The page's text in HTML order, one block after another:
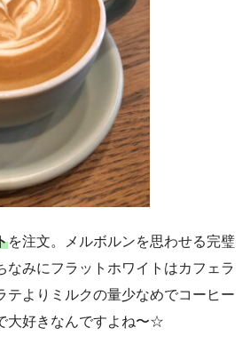
を注文。メルボルンを思わせる完璧
なみにフラットホワイトはカフェラ
テよりミルクの量少なめでコーヒー
大好きなんですよね〜☆